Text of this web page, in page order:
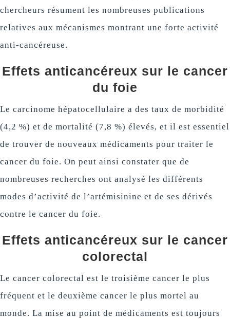
chercheurs résument les nombreuses publications
relatives aux mécanismes montrant une forte activité
anti-cancéreuse.
Effets anticancéreux sur le cancer
du foie
Le carcinome hépatocellulaire a des taux de morbidité
(4,2 %) et de mortalité (7,8 %) élevés, et il est essentiel
de trouver de nouveaux médicaments pour traiter le
cancer du foie. On peut ainsi constater que de
nombreuses recherches ont analysé les différents
modes d’activité de l’artémisinine et de ses dérivés
contre le cancer du foie.
Effets anticancéreux sur le cancer
colorectal
Le cancer colorectal est le troisième cancer le plus
fréquent et le deuxième cancer le plus mortel au
monde. La mise au point de médicaments est toujours